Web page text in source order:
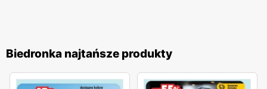
Biedronka najtańsze produkty